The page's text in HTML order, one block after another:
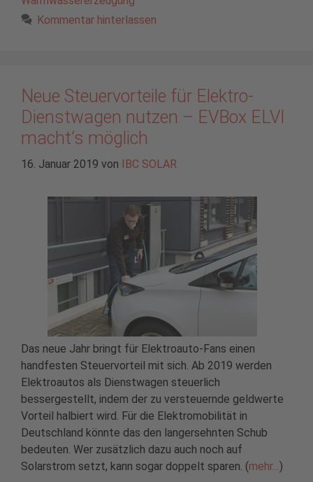
Kommentar hinterlassen
Neue Steuervorteile für Elektro-
Dienstwagen nutzen – EVBox ELVI
macht‘s möglich
16. Januar 2019 von IBC SOLAR
Das neue Jahr bringt für Elektroauto-Fans einen
handfesten Steuervorteil mit sich. Ab 2019 werden
Elektroautos als Dienstwagen steuerlich
bessergestellt, indem der zu versteuernde geldwerte
Vorteil halbiert wird. Für die Elektromobilität in
Deutschland könnte das den langersehnten Schub
bedeuten. Wer zusätzlich dazu auch noch auf
Solarstrom setzt, kann sogar doppelt sparen. (mehr…)